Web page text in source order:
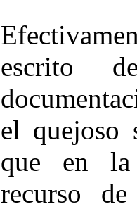
escrito
el quejoso
que en la
recurso